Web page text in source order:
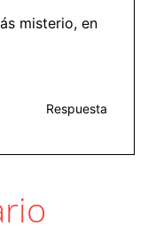
misterio, en
Respuesta